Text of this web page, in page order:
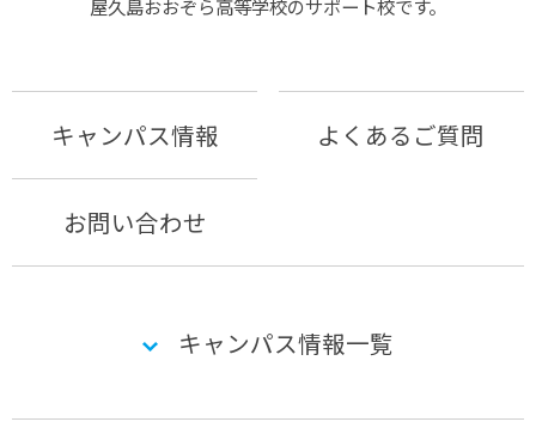
屋久島おおぞら⾼等学校のサポート校です。
キャンパス情報 よくあるご質問
お問い合わせ
キャンパス情報一覧